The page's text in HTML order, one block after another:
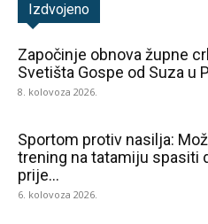
Izdvojeno
Započinje obnova župne
Svetišta Gospe od Suza u
8. kolovoza 2026.
Sportom protiv nasilja:
trening na tatamiju spasiti
prije...
6. kolovoza 2026.